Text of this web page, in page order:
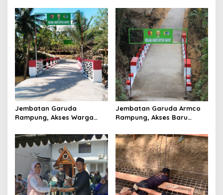
Pulih
Hasil Panen Kian Lancar
Jembatan Garuda
Rampung, Akses Warga
Pertanian Kian Lancar
Jembatan Garuda Armco
Rampung, Akses Baru
Dongkrak Mobilitas dan
Ekonomi Warga